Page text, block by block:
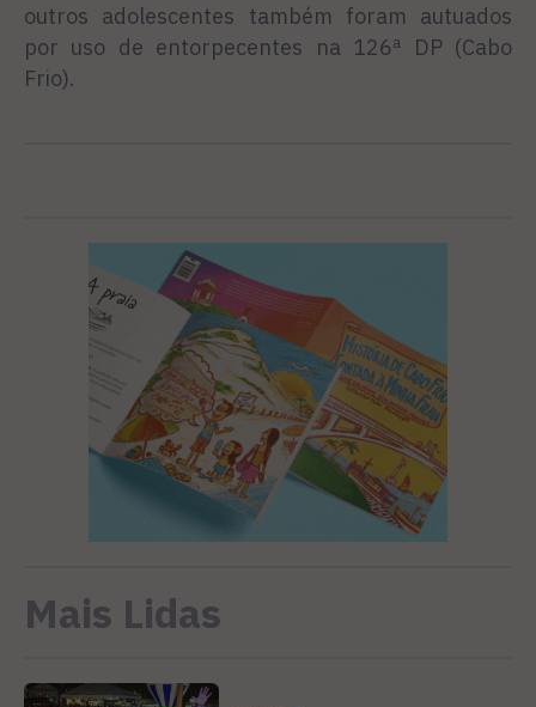
outros adolescentes também foram autuados
por uso de entorpecentes na 126ª DP (Cabo
Frio).
Mais Lidas